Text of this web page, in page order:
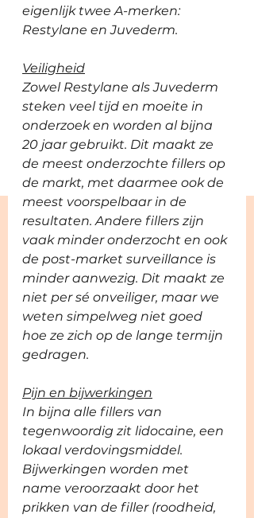
eigenlijk twee A-merken:
Restylane en Juvederm.
Veiligheid
Zowel Restylane als Juvederm
steken veel tijd en moeite in
onderzoek en worden al bijna
20 jaar gebruikt. Dit maakt ze
de meest onderzochte fillers op
de markt, met daarmee ook de
meest voorspelbaar in de
resultaten. Andere fillers zijn
vaak minder onderzocht en ook
de post-market surveillance is
minder aanwezig. Dit maakt ze
niet per sé onveiliger, maar we
weten simpelweg niet goed
hoe ze zich op de lange termijn
gedragen.
Pijn en bijwerkingen
In bijna alle fillers van
tegenwoordig zit lidocaine, een
lokaal verdovingsmiddel.
Bijwerkingen worden met
name veroorzaakt door het
prikken van de filler (roodheid,